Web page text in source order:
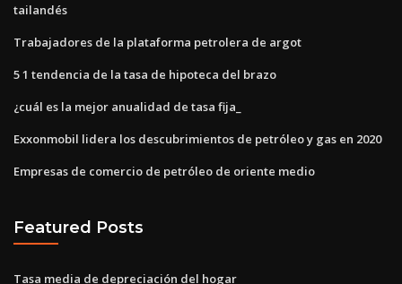
tailandés
Trabajadores de la plataforma petrolera de argot
5 1 tendencia de la tasa de hipoteca del brazo
¿cuál es la mejor anualidad de tasa fija_
Exxonmobil lidera los descubrimientos de petróleo y gas en 2020
Empresas de comercio de petróleo de oriente medio
Featured Posts
Tasa media de depreciación del hogar